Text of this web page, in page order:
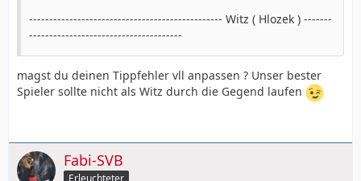
------------------------------------------------ Witz ( Hlozek ) -------
--------------------------------------
magst du deinen Tippfehler vll anpassen ? Unser bester
Spieler sollte nicht als Witz durch die Gegend laufen
Fabi-SVB